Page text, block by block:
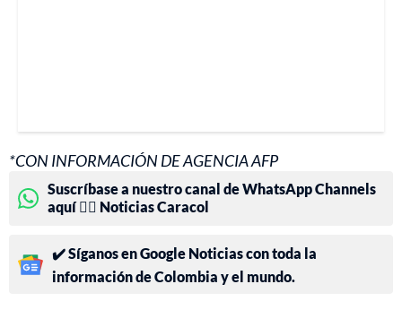
*CON INFORMACIÓN DE AGENCIA AFP
Suscríbase a nuestro canal de WhatsApp Channels
aquí 👉🏻 Noticias Caracol
✔️ Síganos en Google Noticias con toda la
información de Colombia y el mundo.